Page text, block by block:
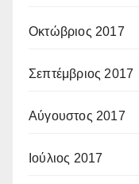
Οκτώβριος 2017
Σεπτέμβριος 2017
Αύγουστος 2017
Ιούλιος 2017